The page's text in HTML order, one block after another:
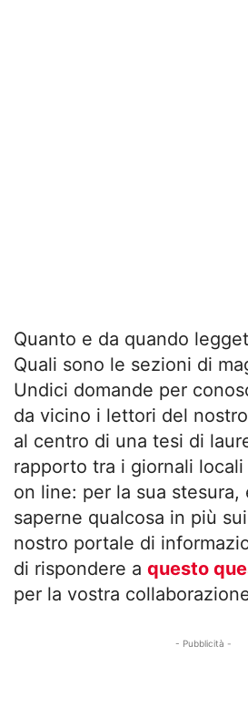
Quanto e da quando
Quali sono le sezioni di
Undici domande per
da vicino i lettori del
al centro di una tesi di
rapporto tra i giornali locali
on line: per la sua stesura,
saperne qualcosa in più
nostro portale di
di rispondere a questo
per la vostra
- Pubblicità -